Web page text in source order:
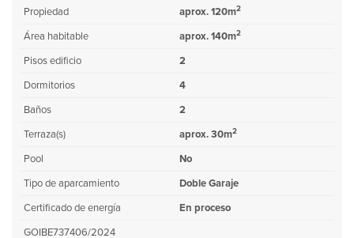
Propiedad aprox. 120m2
Área habitable aprox. 140m2
Pisos edificio
2
Dormitorios
4
Baños
2
Terraza(s)
aprox. 30m2
Pool
No
Tipo de aparcamiento
Doble Garaje
Certificado de energía
En proceso
GOIBE737406/2024